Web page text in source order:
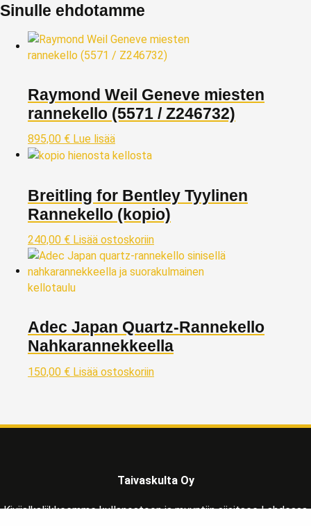
Sinulle ehdotamme
Raymond Weil Geneve miesten
rannekello (5571 / Z246732)
895,00 € Lue lisää
Breitling for Bentley Tyylinen
Rannekello (kopio)
240,00 € Lisää ostoskoriin
Adec Japan Quartz‑Rannekello
Nahkarannekkeella
150,00 € Lisää ostoskoriin
Taivaskulta Oy
Kivijalkaliikkeemme kullanostoon ja myyntiin sijaitsee Lahdessa